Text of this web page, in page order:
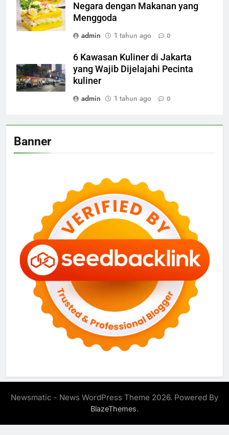
Negara dengan Makanan yang
Menggoda
admin
1 tahun ago 0
6 Kawasan Kuliner di Jakarta
yang Wajib Dijelajahi Pecinta
kuliner
admin
1 tahun ago 0
Banner
Newsmatic - News WordPress Theme 2026. Powered By
BlazeThemes.